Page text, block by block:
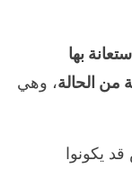
بها
من الحالة، وهي
يكونوا